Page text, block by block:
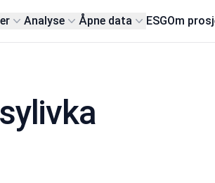
Analyse Åpne data ESGOm